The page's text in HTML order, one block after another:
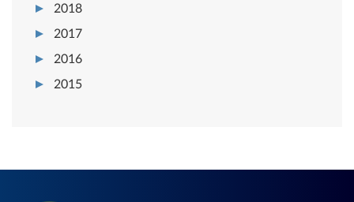
2018
2017
2016
2015